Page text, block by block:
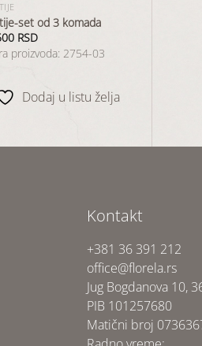
set od 3 komada
RSD
proizvoda: 2754-03
Dodaj u listu želja
Kontakt
+381 36 391 212
office@florela.rs
Jug Bogdanova 10,
PIB 101257680
Matični broj